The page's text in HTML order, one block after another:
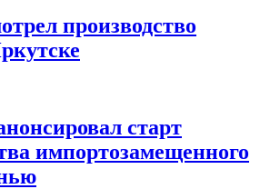
производство
старт
импортозамещенного